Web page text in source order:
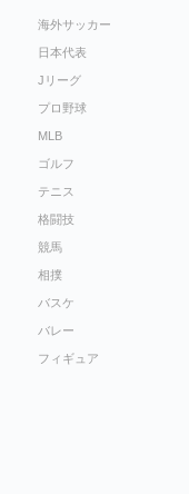
海外サッカー
日本代表
Jリーグ
プロ野球
MLB
ゴルフ
テニス
格闘技
競馬
相撲
バスケ
バレー
フィギュア